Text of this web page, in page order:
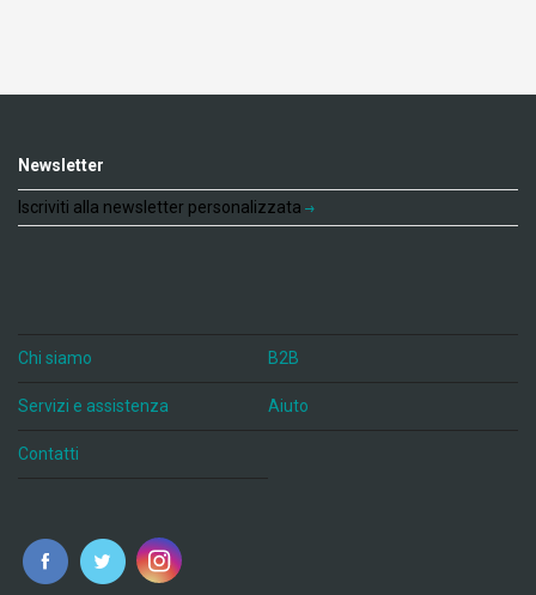
Newsletter
Iscriviti alla newsletter personalizzata
Chi siamo B2B
Servizi e assistenza Aiuto
Contatti